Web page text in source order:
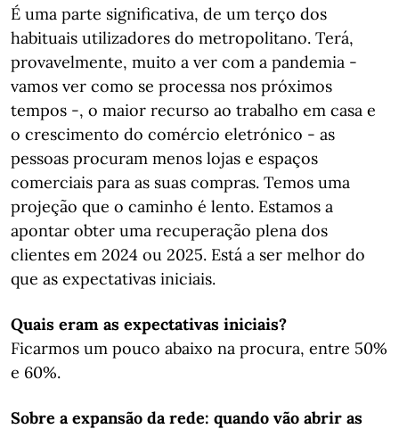
É uma parte significativa, de um terço dos
habituais utilizadores do metropolitano. Terá,
provavelmente, muito a ver com a pandemia -
vamos ver como se processa nos próximos
tempos -, o maior recurso ao trabalho em casa e
o crescimento do comércio eletrónico - as
pessoas procuram menos lojas e espaços
comerciais para as suas compras. Temos uma
projeção que o caminho é lento. Estamos a
apontar obter uma recuperação plena dos
clientes em 2024 ou 2025. Está a ser melhor do
que as expectativas iniciais.
Quais eram as expectativas iniciais?
Ficarmos um pouco abaixo na procura, entre 50%
e 60%.
Sobre a expansão da rede: quando vão abrir as